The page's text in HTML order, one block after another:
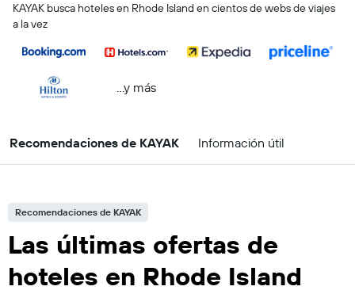
KAYAK busca hoteles en Rhode Island en cientos de webs de viajes
a la vez
...y más
Recomendaciones de KAYAK Información útil
Recomendaciones de KAYAK
Las últimas ofertas de
hoteles en Rhode Island